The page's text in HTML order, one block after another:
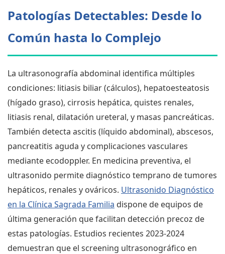
Patologías Detectables: Desde lo
Común hasta lo Complejo
La ultrasonografía abdominal identifica múltiples
condiciones: litiasis biliar (cálculos), hepatoesteatosis
(hígado graso), cirrosis hepática, quistes renales,
litiasis renal, dilatación ureteral, y masas pancreáticas.
También detecta ascitis (líquido abdominal), abscesos,
pancreatitis aguda y complicaciones vasculares
mediante ecodoppler. En medicina preventiva, el
ultrasonido permite diagnóstico temprano de tumores
hepáticos, renales y ováricos. Ultrasonido Diagnóstico
en la Clínica Sagrada Familia dispone de equipos de
última generación que facilitan detección precoz de
estas patologías. Estudios recientes 2023-2024
demuestran que el screening ultrasonográfico en